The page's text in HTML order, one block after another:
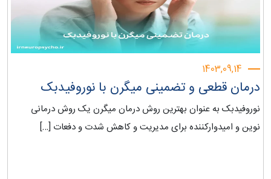
1403,09,14
درمان قطعی و تضمینی میگرن با نوروفیدبک
نوروفیدبک به عنوان بهترین روش درمان میگرن یک روش درمانی
نوین و امیدوارکننده برای مدیریت و کاهش شدت و دفعات […]